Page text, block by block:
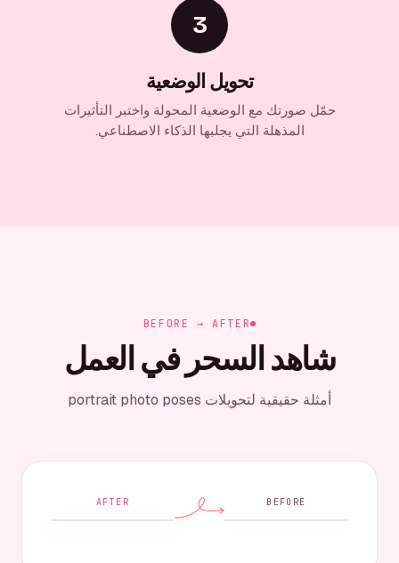
3
تحويل الوضعية
حمّل صورتك مع الوضعية المحولة واختبر التأثيرات
المذهلة التي يجلبها الذكاء الاصطناعي.
BEFORE → AFTER
شاهد السحر في العمل
أمثلة حقيقية لتحويلات portrait photo poses
BEFORE
AFTER